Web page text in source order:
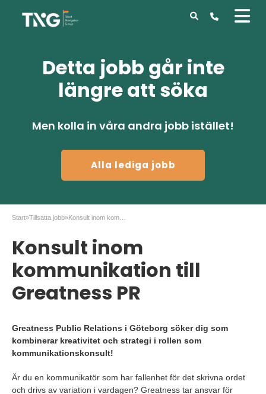
Detta jobb går inte
längre att söka
Men kolla in våra andra jobb istället!
Alla lediga jobb
Start»Tillsatta jobb»
Konsult inom
kommunikation till
Greatness PR
Greatness Public Relations i Göteborg söker dig som
kombinerar kreativitet och strategi i rollen som
kommunikationskonsult!
Är du en kommunikatör som har fallenhet för det skrivna ordet
och drivs av variation i vardagen? Greatness tar ansvar för